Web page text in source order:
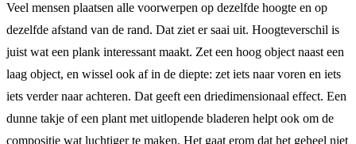
Veel mensen plaatsen alle voorwerpen op dezelfde hoogte en op
dezelfde afstand van de rand. Dat ziet er saai uit. Hoogteverschil is
juist wat een plank interessant maakt. Zet een hoog object naast een
laag object, en wissel ook af in de diepte: zet iets naar voren en iets
iets verder naar achteren. Dat geeft een driedimensionaal effect. Een
dunne takje of een plant met uitlopende bladeren helpt ook om de
compositie wat luchtiger te maken. Het gaat erom dat het geheel niet